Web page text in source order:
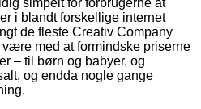
i blandt forskellige internet
de fleste Creativ Company
med at formindske priserne
– til børn og babyer, og
og endda nogle gange